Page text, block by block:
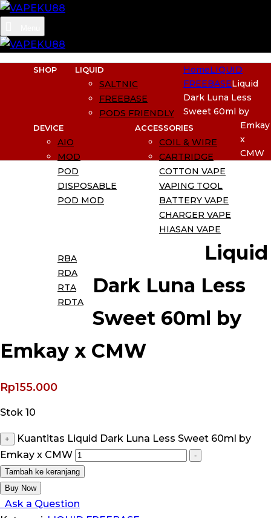
SHOP LIQUID
SALTNIC
FREEBASE
PODS FRIENDLY
DEVICE
AIO
MOD
POD
DISPOSABLE
POD MOD
ACCESSORIES
COIL & WIRE
CARTRIDGE
COTTON VAPE
VAPING TOOL
BATTERY VAPE
CHARGER VAPE
HIASAN VAPE
RBA
RDA
RTA
RDTA
HomeLIQUID
FREEBASELiquid
Dark Luna Less
Sweet 60ml by
Emkay
x
CMW
Liquid
Dark Luna Less
Sweet 60ml by
Emkay x CMW
Rp155.000
Stok 10
+
Kuantitas Liquid Dark Luna Less Sweet 60ml by
Emkay x CMW
-
Tambah ke keranjang
Buy Now
Ask a Question